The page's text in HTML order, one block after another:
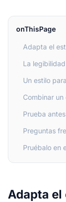
onThisPage
Adapta el
La
Un estilo
Combinar
Prueba
Preguntas
Pruébalo en
Adapta el